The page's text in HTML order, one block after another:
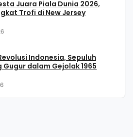
Juara Piala Dunia 2026,
Trofi di New Jersey
Indonesia, Sepuluh
Gugur dalam Gejolak 1965